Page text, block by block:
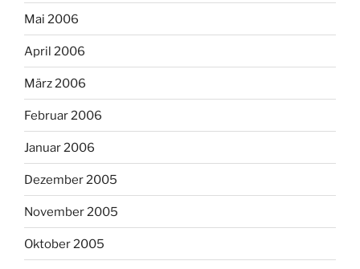
Mai 2006
April 2006
März 2006
Februar 2006
Januar 2006
Dezember 2005
November 2005
Oktober 2005